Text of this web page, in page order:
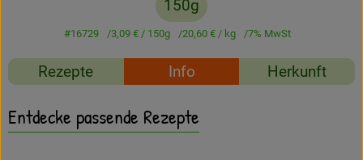
Entdecken
Über uns
150g
#16729 3,09 € / 150g 20,60 € / kg 7% MwSt
Rezepte Info Herkunft
Entdecke passende Rezepte